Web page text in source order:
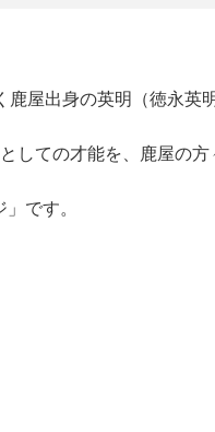
屋出身の英明（徳永英
しての才能を、鹿屋の方
です。